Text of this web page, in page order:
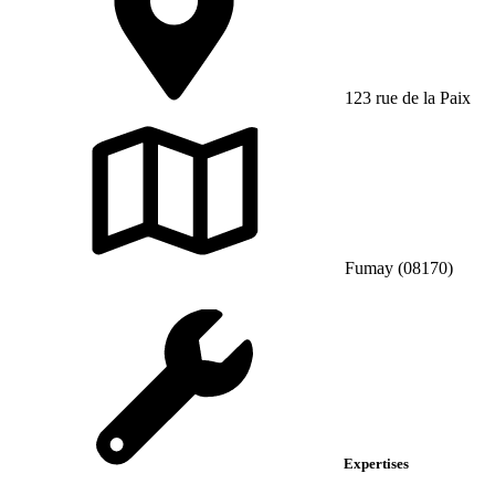
123 rue de la Paix
Fumay (08170)
Expertises